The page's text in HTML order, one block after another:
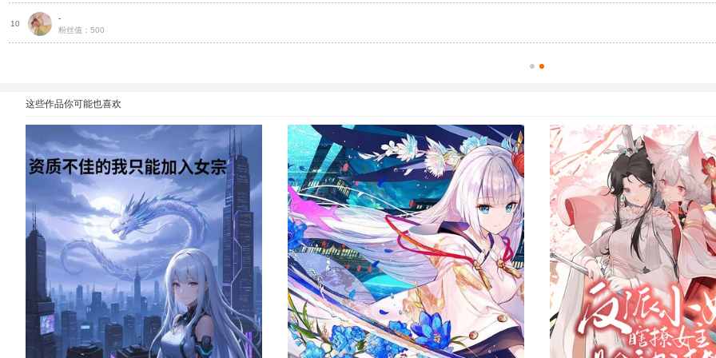
10
-
粉丝值：500
这些作品你可能也喜欢